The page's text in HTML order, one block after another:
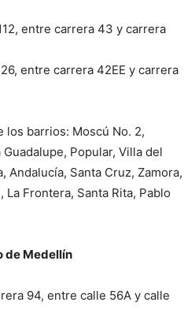
entre carrera 43 y carrera
entre carrera 42EE y carrera
los barrios: Moscú No. 2,
Popular, Villa del
Andalucía, Santa Cruz, Zamora,
Frontera, Santa Rita, Pablo
de Medellín
94, entre calle 56A y calle